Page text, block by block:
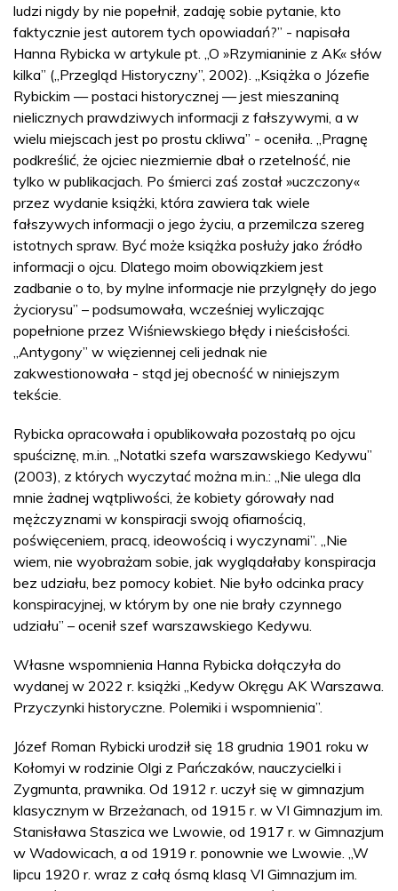
ludzi nigdy by nie popełnił, zadaję sobie pytanie, kto
faktycznie jest autorem tych opowiadań?” - napisała
Hanna Rybicka w artykule pt. „O »Rzymianinie z AK« słów
kilka” („Przegląd Historyczny”, 2002). „Książka o Józefie
Rybickim — postaci historycznej — jest mieszaniną
nielicznych prawdziwych informacji z fałszywymi, a w
wielu miejscach jest po prostu ckliwa” - oceniła. „Pragnę
podkreślić, że ojciec niezmiernie dbał o rzetelność, nie
tylko w publikacjach. Po śmierci zaś został »uczczony«
przez wydanie książki, która zawiera tak wiele
fałszywych informacji o jego życiu, a przemilcza szereg
istotnych spraw. Być może książka posłuży jako źródło
informacji o ojcu. Dlatego moim obowiązkiem jest
zadbanie o to, by mylne informacje nie przylgnęły do jego
życiorysu” – podsumowała, wcześniej wyliczając
popełnione przez Wiśniewskiego błędy i nieścisłości.
„Antygony” w więziennej celi jednak nie
zakwestionowała - stąd jej obecność w niniejszym
tekście.
Rybicka opracowała i opublikowała pozostałą po ojcu
spuściznę, m.in. „Notatki szefa warszawskiego Kedywu”
(2003), z których wyczytać można m.in.: „Nie ulega dla
mnie żadnej wątpliwości, że kobiety górowały nad
mężczyznami w konspiracji swoją ofiarnością,
poświęceniem, pracą, ideowością i wyczynami”. „Nie
wiem, nie wyobrażam sobie, jak wyglądałaby konspiracja
bez udziału, bez pomocy kobiet. Nie było odcinka pracy
konspiracyjnej, w którym by one nie brały czynnego
udziału” – ocenił szef warszawskiego Kedywu.
Własne wspomnienia Hanna Rybicka dołączyła do
wydanej w 2022 r. książki „Kedyw Okręgu AK Warszawa.
Przyczynki historyczne. Polemiki i wspomnienia”.
Józef Roman Rybicki urodził się 18 grudnia 1901 roku w
Kołomyi w rodzinie Olgi z Pańczaków, nauczycielki i
Zygmunta, prawnika. Od 1912 r. uczył się w gimnazjum
klasycznym w Brzeżanach, od 1915 r. w VI Gimnazjum im.
Stanisława Staszica we Lwowie, od 1917 r. w Gimnazjum
w Wadowicach, a od 1919 r. ponownie we Lwowie. „W
lipcu 1920 r. wraz z całą ósmą klasą VI Gimnazjum im.